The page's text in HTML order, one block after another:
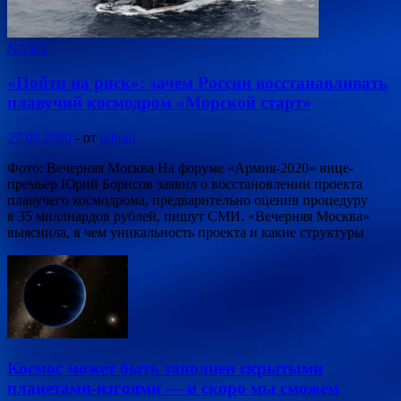
NASA
«Пойти на риск»: зачем России восстанавливать
плавучий космодром «Морской старт»
27.08.2020 - от admin
Фото: Вечерняя Москва На форуме «Армия-2020» вице-
премьер Юрий Борисов заявил о восстановлении проекта
плавучего космодрома, предварительно оценив процедуру
в 35 миллиардов рублей, пишут СМИ. «Вечерняя Москва»
выяснила, в чем уникальность проекта и какие структуры
Космос может быть заполнен скрытыми
планетами-изгоями — и скоро мы сможем